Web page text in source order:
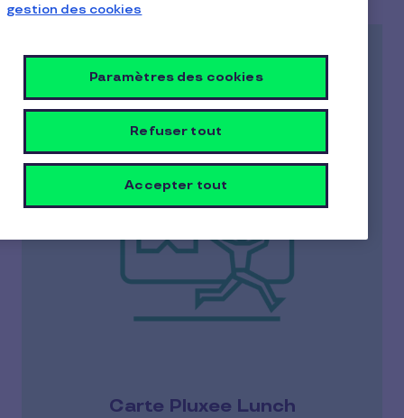
Carte Pluxee Lunch
gestion des cookies
Paramètres des cookies
Refuser tout
Accepter tout